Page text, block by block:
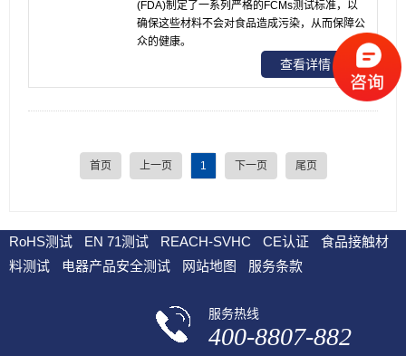
(FDA)制定了一系列严格的FCMs测试标准，以
确保这些材料不会对食品造成污染，从而保障公
众的健康。
查看详情
首页 上一页 1 下一页 尾页
RoHS测试 EN 71测试 REACH-SVHC CE认证
食品接触材
料测试
电器产品安全测试 网站地图 服务条款
服务热线
400-8807-882